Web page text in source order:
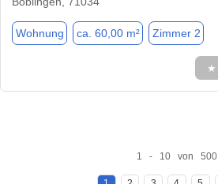
Wohnung ca. 60,00 m² Zimmer 2
★
1 - 10 von 500